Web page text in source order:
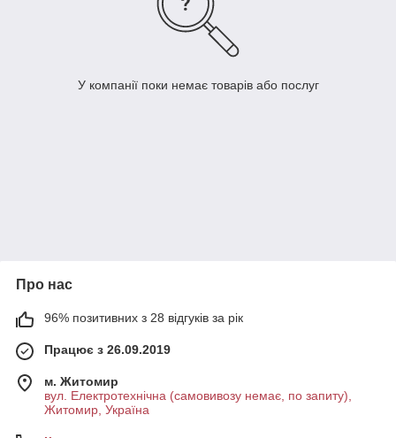
У компанії поки немає товарів або послуг
Про нас
96% позитивних з 28 відгуків за рік
Працює з 26.09.2019
м. Житомир
вул. Електротехнічна (самовивозу немає, по запиту),
Житомир, Україна